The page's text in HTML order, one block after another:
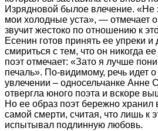
Изрядновой былое влечение.
мои холодные уста», — отмечает
звучит жестоко по отношению к
Есенин готов принять ее упреки и
смириться с тем, что он никогда
поэт отмечает: «Зато я лучше
печаль». По-видимому, речь идет
увлечении – односельчанке Анне
отвергла юного поэта и вскоре
Но ее образ поэт бережно хранил
самой смерти, считая, что лишь к
испытывал подлинную любовь.